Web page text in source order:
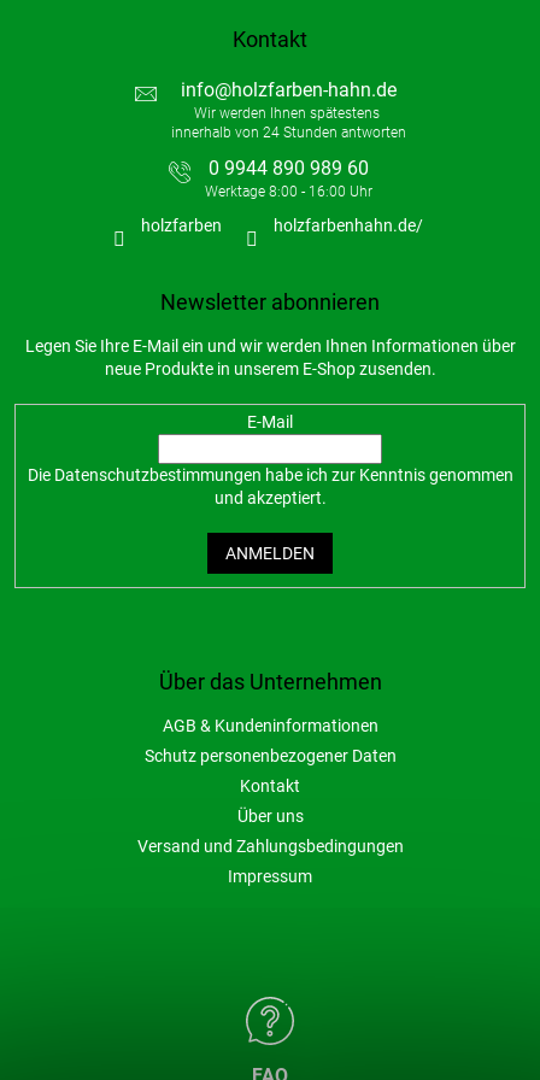
t
e
Über das Unternehmen
AGB & Kundeninformationen
Schutz personenbezogener Daten
Kontakt
Über uns
Versand und Zahlungsbedingungen
Impressum
Kontakt
info@holzfarben-hahn.de
0 9944 890 989 60
holzfarben holzfarbenhahn.de/
Newsletter abonnieren
Legen Sie Ihre E-Mail ein und wir werden Ihnen Informationen über
neue Produkte in unserem E-Shop zusenden.
E-Mail
Die Datenschutzbestimmungen habe ich zur Kenntnis genommen
und akzeptiert.
ANMELDEN